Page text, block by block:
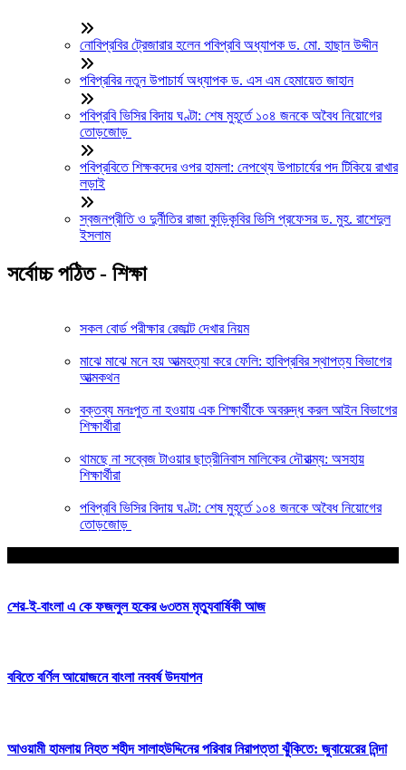
নোবিপ্রবির ট্রেজারার হলেন পবিপ্রবি অধ্যাপক ড. মো. হাছান উদ্দীন
পবিপ্রবির নতুন উপাচার্য অধ্যাপক ড. এস এম হেমায়েত জাহান
পবিপ্রবি ভিসির বিদায় ঘণ্টা: শেষ মুহূর্তে ১০৪ জনকে অবৈধ নিয়োগের
তোড়জোড়
পবিপ্রবিতে শিক্ষকদের ওপর হামলা: নেপথ্যে উপাচার্যের পদ টিকিয়ে রাখার
লড়াই
স্বজনপ্রীতি ও দুর্নীতির রাজা কুড়িকৃবির ভিসি প্রফেসর ড. মুহ. রাশেদুল
ইসলাম
সর্বোচ্চ পঠিত - শিক্ষা
সকল বোর্ড পরীক্ষার রেজাল্ট দেখার নিয়ম
মাঝে মাঝে মনে হয় আত্মহত্যা করে ফেলি: হাবিপ্রবির স্থাপত্য বিভাগের
আত্মকথন
বক্তব্য মনঃপুত না হওয়ায় এক শিক্ষার্থীকে অবরুদ্ধ করল আইন বিভাগের
শিক্ষার্থীরা
থামছে না সব্বেজ টাওয়ার ছাত্রীনিবাস মালিকের দৌরাত্ম্য: অসহায়
শিক্ষার্থীরা
পবিপ্রবি ভিসির বিদায় ঘণ্টা: শেষ মুহূর্তে ১০৪ জনকে অবৈধ নিয়োগের
তোড়জোড়
শের-ই-বাংলা এ কে ফজলুল হকের ৬৩তম মৃত্যুবার্ষিকী আজ
ববিতে বর্ণিল আয়োজনে বাংলা নববর্ষ উদযাপন
আওয়ামী হামলায় নিহত শহীদ সালাহউদ্দিনের পরিবার নিরাপত্তা ঝুঁকিতে: জুবায়েরের নিন্দা